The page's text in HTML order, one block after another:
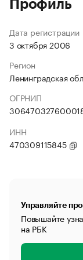
Профиль
Дата регистрации
3 октября 2006
Регион
Ленинградская
ОГРНИП
ИНН
470309115845
Управляйте
Повышайте
на РБК